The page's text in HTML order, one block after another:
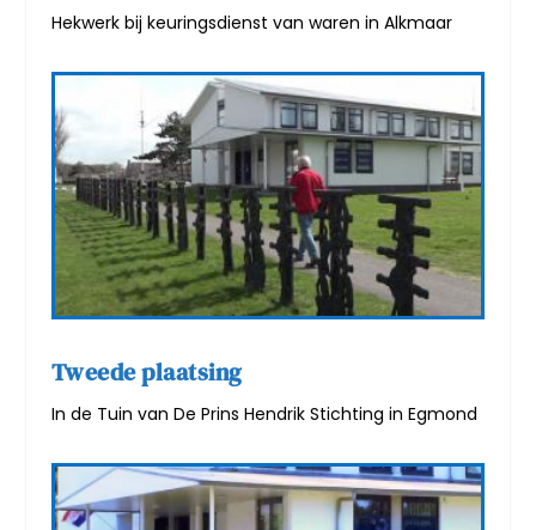
Hekwerk bij keuringsdienst van waren in Alkmaar
Tweede plaatsing
In de Tuin van De Prins Hendrik Stichting in Egmond